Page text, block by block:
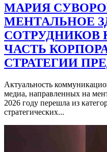
МАРИЯ
МЕНТАЛЬНОЕ
СОТРУДНИКОВ
ЧАСТЬ
СТРАТЕГИИ
Актуальность
медиа, направленных на
2026 году перешла из
стратегических...